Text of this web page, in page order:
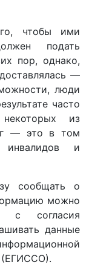
чтобы ими
подать
пор, однако,
—
люди
часто
из
— это в том
инвалидов и
сообщать о
можно
с согласия
данные
(ЕГИССО).